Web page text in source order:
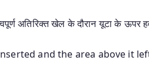
अतिरिक्त खेल के दौरान यूटा के ऊपर
and the area above it